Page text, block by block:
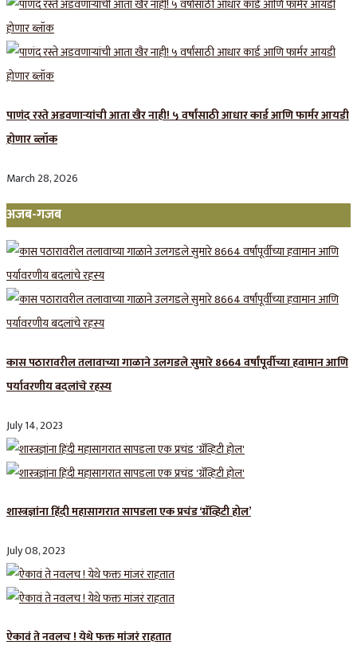
पाणंद रस्ते अडवणाऱ्यांची आता खैर नाही! ५ वर्षांसाठी आधार कार्ड आणि फार्मर आयडी
होणार ब्लॉक
March 28, 2026
अजब-गजब
कास पठारावरील तलावाच्या गाळाने उलगडले सुमारे 8664 वर्षांपूर्वीच्या हवामान आणि
पर्यावरणीय बदलांचे रहस्य
July 14, 2023
शास्त्रज्ञांना हिंदी महासागरात सापडला एक प्रचंड ‘ग्रॅव्हिटी होल’
July 08, 2023
ऐकावं ते नवलच ! येथे फक्त मांजरं राहतात